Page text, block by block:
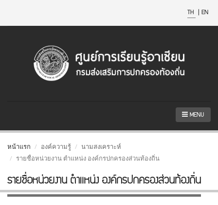
TH | EN
MENU
หน้าแรก องค์ความรู้
นามสงเคราะห์
รายชื่อหน่วยงาน ตำแหน่ง องค์กรปกครองส่วนท้องถิ่น
รายชื่อหน่วยงาน ตำแหน่ง องค์กรปกครองส่วนท้องถิ่น